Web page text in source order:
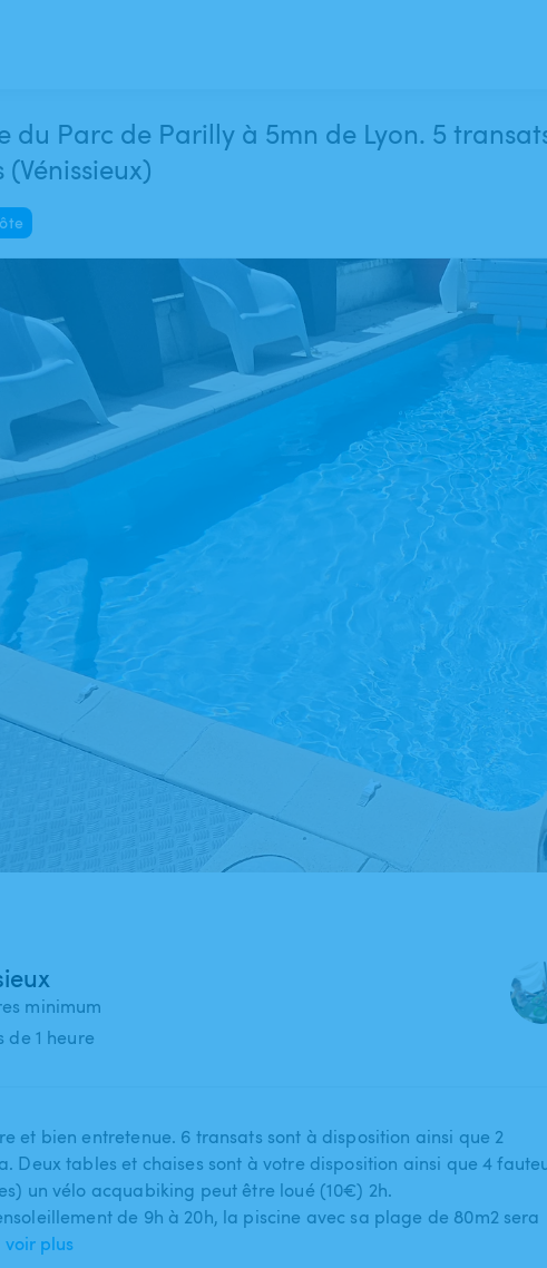
du Parc de Parilly à 5mn de Lyon. 5
minimum
de 1 heure
et bien entretenue. 6 transats sont à disposition ainsi que 2
Deux tables et chaises sont à votre disposition ainsi que 4
un vélo acquabiking peut être loué (10€) 2h.
de 9h à 20h​,​ la piscine avec sa plage de 80m2 sera
voir plus